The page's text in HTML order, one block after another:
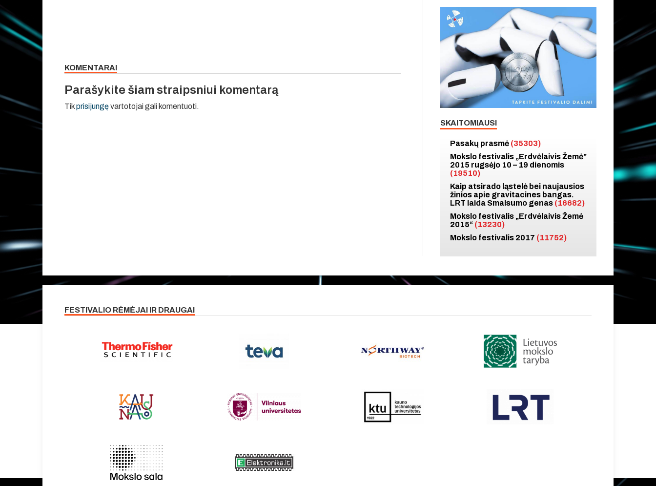
KOMENTARAI
Parašykite šiam straipsniui komentarą
Tikprisijungęvartotojai gali komentuoti.
SKAITOMIAUSI
Pasakų prasmė (35303)
Mokslo festivalis „Erdvėlaivis Žemė”
2015 rugsėjo 10 – 19 dienomis
(19510)
Kaip atsirado ląstelė bei naujausios
žinios apie gravitacines bangas.
LRT laida Smalsumo genas (16682)
Mokslo festivalis „Erdvėlaivis Žemė
2015“ (13230)
Mokslo festivalis 2017 (11752)
FESTIVALIO RĖMĖJAI IR DRAUGAI